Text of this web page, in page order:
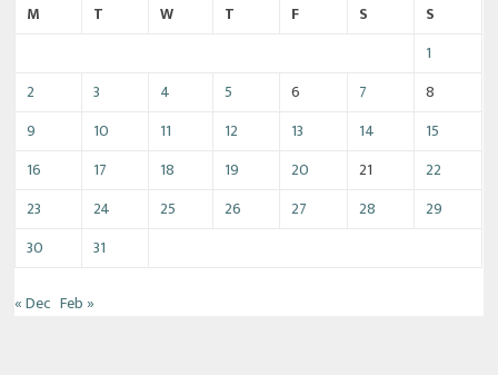
M
T W T F S
S
1
2
3 4 5 6 7
8
9
10 11 12 13 14
15
16
17 18 19 20 21
22
23
24 25 26 27 28
29
30
31
« Dec Feb »